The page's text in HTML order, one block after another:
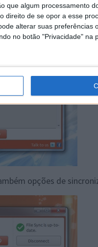
que algum processamento
direito de se opor a esse
alterar suas preferências
no botão "Privacidade" na
opções de